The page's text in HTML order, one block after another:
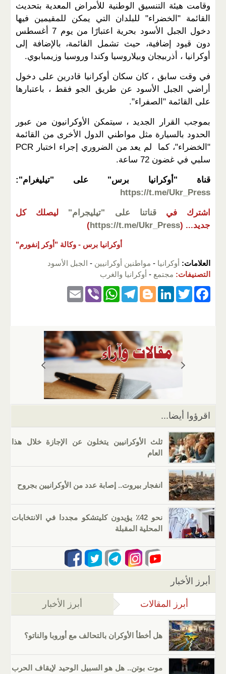
وقامت هيئة التنسيق الوطنية للأمراض المعدية بتحديث
القائمة "الخضراء" للبلدان التي يمكن للمقيمين فيها
دخول الجبل الأسود بحرية اعتبارًا من يوم 7 أغسطس
دون قيود إضافية، حيث تشمل القائمة، بالإضافة إلى
أوكرانيا ، أذربيجان وبيلاروسيا وكندا وروسيا وزيمبابوي.
في وقت سابق ، كان سكان أوكرانيا قادرين على دخول
أراضي الجبل الأسود عن طريق الجو فقط ، باعتبارها
على القائمة "الصفراء".
بموجب القرار الجديد ، سيتمكن الأوكرانيون من عبور
الحدود بالسيارة مثل مواطني الدول الأخرى من القائمة
"الخضراء"، كما لم يعد من الضروري إجراء اختبار PCR
سلبي في غضون 72 ساعة.
قناة "أوكرانيا برس" على "تيليغرام":
https://t.me/Ukr_Press
اشترك في قناتنا على "تيليجرام"
ليصلك كل
جديد... (
https://t.me/Ukr_Press
)
أوكرانيا برس - وكالة "أوكر إنفورم"
العلامات: أوكرانيا - مواطنين أوكرانيين - الجبل الأسود
التصنيفات: مجتمع - أوكرانيا والغرب
F
k
T
er
Li
e
dI
Bl
g
er
T
gr
a
m
W
s
A
p
p
Vi
اقرؤوا أيضا...
ثلث الأوكرانيين يتخلون عن الإجازة خلال هذا
العام
انفجار بيروت.. إصابة عدد من الأوكرانيين بجروح
نحو 42٪ يؤيدون كليتشكو مجددا في الانتخابات
المحلية المقبلة
أبرز الأخبار
أبرز المقالات (علامة التبويب النشطة)
أبرز الأخبار
هل أخطأ الأوكران بالتحالف مع أوروبا والناتو؟
موت بوتن.. هل هو السبيل الوحيد لإيقاف الحرب